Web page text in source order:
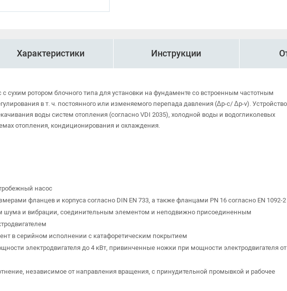
Характеристики Инструкции
сухим ротором блочного типа для установки на фундаменте со встроенным частотным
в т. ч. постоянного или изменяемого перепада давления (Δp-c/ Δp-v). Устройство
воды систем отопления (согласно VDI 2035), холодной воды и водогликолевых
отопления, кондиционирования и охлаждения.
насос
фланцев и корпуса согласно DIN EN 733, а также фланцами PN 16 согласно EN 1092-2
шума и вибрации, соединительным элементом и неподвижно присоединенным
в серийном исполнении с катафоретическим покрытием
электродвигателя до 4 кВт, привинченные ножки при мощности электродвигателя от
независимое от направления вращения, с принудительной промывкой и рабочее